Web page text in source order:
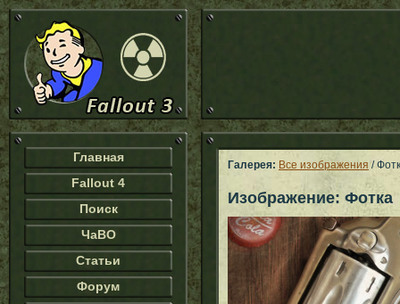
Главная
Fallout 4
Поиск
ЧаВО
Статьи
Форум
Галерея: Все изображения /
Изображение: Фотка